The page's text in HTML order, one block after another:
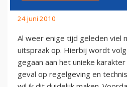
24 juni 2010
Al weer enige tijd geleden viel
uitspraak op. Hierbij wordt
gegaan aan het unieke
geval op regelgeving en